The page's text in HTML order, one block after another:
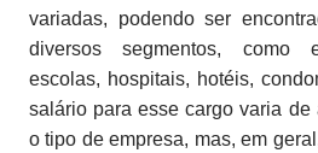
variadas, podendo ser
diversos segmentos, como
escolas, hospitais, hotéis,
salário para esse cargo varia
o tipo de empresa, mas, em